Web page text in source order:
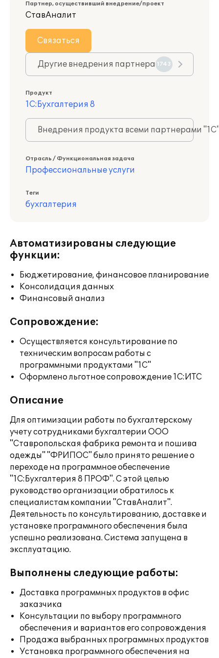
Партнер, осуществивший внедрение/проект
СтавАналит
Связаться
Другие внедрения партнера 1743
Продукт
1С:Бухгалтерия 8
Внедрения продукта всеми партнерами
Отрасль / Функциональная задача
Профессиональные услуги
Теги
бухгалтерия
Автоматизированы следующие
функции:
Бюджетирование, финансовое планирование
Консолидация данных
Финансовый анализ
Сопровождение:
Осуществляется консультирование по
техническим вопросам работы с
программными продуктами "1С"
Оформлено льготное сопровождение 1С:ИТС
Описание
Для оптимизации работы по бухгалтерскому
учету сотрудниками бухгалтерии ООО
"Ставропольская фабрика ремонта и пошива
одежды" "ФРИПОС" было принято решение о
переходе на программное обеспечение
"1С:Бухгалтерия 8 ПРОФ". С этой целью
руководство организации обратилось к
специалистам компании "СтавАналит".
Деятельность по консультированию, доставке и
установке программного обеспечения была
успешно реализована. Система запущена в
эксплуатацию.
Выполнены следующие работы:
Доставка программных продуктов в офис
заказчика
Консультации по выбору программного
обеспечения и вариантов его сопровождения
Продажа выбранных программных продуктов
Установка программного обеспечения на